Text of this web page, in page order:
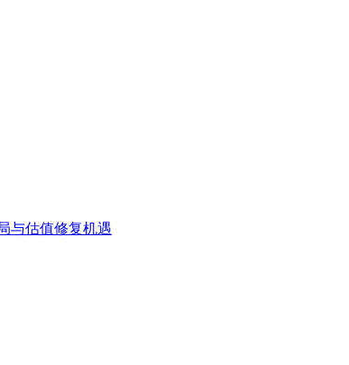
与估值修复机遇